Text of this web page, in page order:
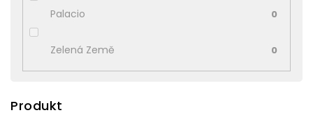
Palacio 0
Zelená Země 0
Produkt